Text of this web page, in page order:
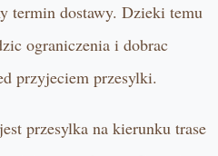
termin dostawy. Dzieki temu
ograniczenia i dobrac
przyjeciem przesylki.
przesylka na kierunku trase